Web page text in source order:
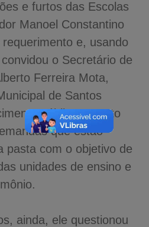
e furtos das Escolas
Manoel Constantino
e, usando
o Secretário de
Ferreira Mota,
de Santos
público, quanto
que estão
pasta com o objetivo de
unidades de ensino e
ainda, ele questionou